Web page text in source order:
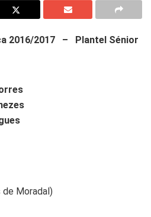
2016/2017 – Plantel Sénior
de Moradal)